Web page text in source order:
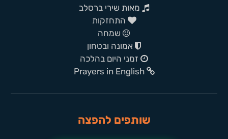
מאות שירי ברסלב
התחזקות
שמחה
אמונה ובטחון
זמני היום בהלכה
Prayers in English
שותפים להפצה